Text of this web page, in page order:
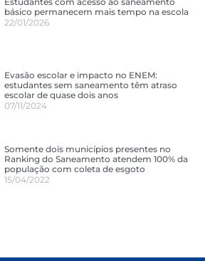
básico permanecem mais tempo na escola
22/01/2026
Evasão escolar e impacto no ENEM:
estudantes sem saneamento têm atraso
escolar de quase dois anos
07/11/2024
Somente dois municípios presentes no
Ranking do Saneamento atendem 100% da
população com coleta de esgoto
15/04/2022